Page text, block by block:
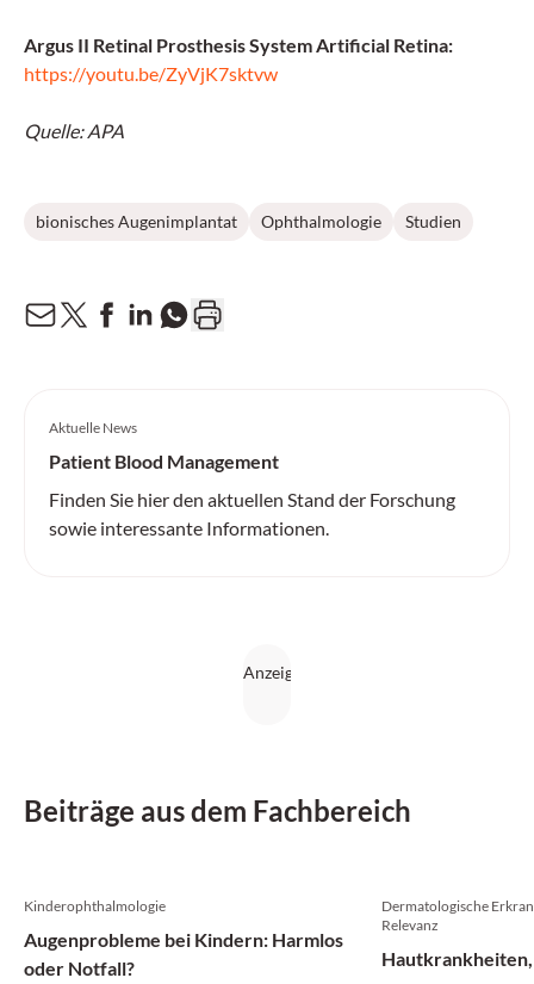
Argus II Retinal Prosthesis System Artificial Retina:
https://youtu.be/ZyVjK7sktvw
Quelle: APA
bionisches Augenimplantat Ophthalmologie Studien
Aktuelle News
Patient Blood Management
Finden Sie hier den aktuellen Stand der Forschung
sowie interessante Informationen.
Beiträge aus dem Fachbereich
Kinderophthalmologie
Augenprobleme bei Kindern: Harmlos
oder Notfall?
Dermatologische
Relevanz
Hautkrankheiten,